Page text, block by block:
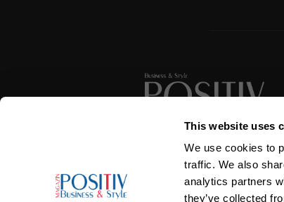
This website uses
We use cookies to
traffic. We also
analytics partners
they’ve collected
SLEDUJTE NÁS